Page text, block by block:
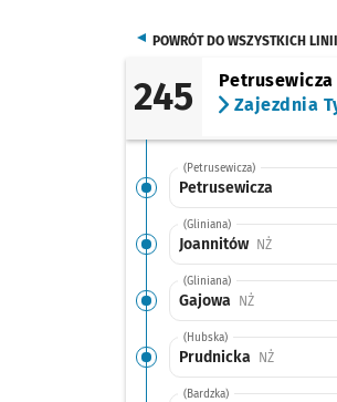
POWRÓT DO WSZYSTKICH LINII
245
Petrusewicza
Zajezdnia
(Petrusewicza)
Petrusewicza
(Gliniana)
Joannitów NŻPrzystanek
(Gliniana)
Gajowa NŻPrzystanek
(Hubska)
Prudnicka NŻ
(Bardzka)